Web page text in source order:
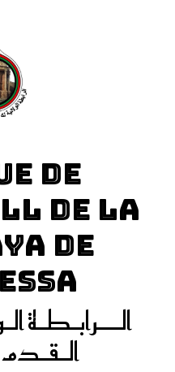
DE
DE LA
DE
الـــرابـطـة